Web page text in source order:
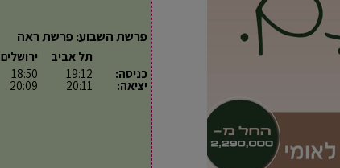
פרשת השבוע: פרשת ראה
כניסה:
יציאה:
תל אביב
19:12
20:11
ירושלים
18:50
20:09